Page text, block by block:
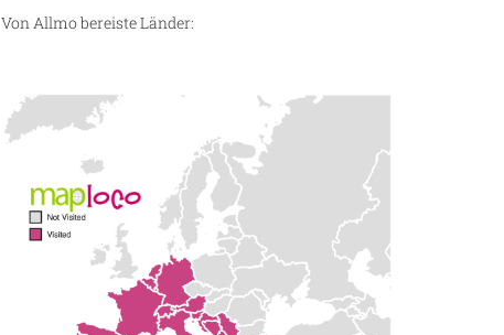
Von Allmo bereiste Länder: